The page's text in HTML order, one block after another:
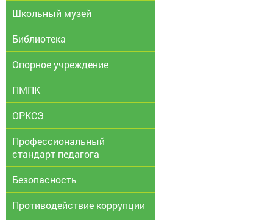
Школьный музей
Библиотека
Опорное учреждение
ПМПК
ОРКСЭ
Профессиональный
стандарт педагога
Безопасность
Противодействие коррупции